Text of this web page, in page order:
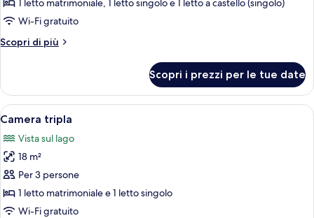
per
Camera
familiare
1 letto matrimoniale, 1 letto singolo e 1 letto a castello (singolo)
Wi-Fi gratuito
Scopri di più
Altri
familiare
Scopri i prezzi per le tue date
Apri
tutte
le
foto
per
Camera
tripla
Una camera d'albergo con due letti,
9
Camera tripla
Vista sul lago
18 m²
Per 3 persone
1 letto matrimoniale e 1 letto singolo
Wi-Fi gratuito